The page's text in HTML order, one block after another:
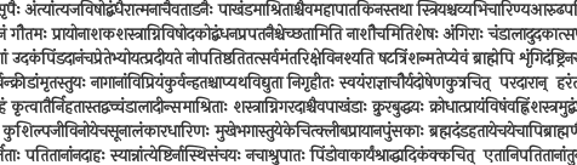
अंत्यांत्यजविषोद्बंधैरात्मनाचैवताडनैः पाखंडमाश्रिताश्चैवमहापातकिनस्तथा
प्रायोनाशकशस्त्राग्निविषोदकोद्बंधनप्रपतनैश्चेच्छतामिति नाशौचमितिशेषः अंगिराः
नोपतिष्ठतितत्सर्वमंतरिक्षेविनश्यति षटत्रिंशन्मतेप्येवं ब्राह्मेपि
नागानांविप्रियंकुर्वन्हतश्चाप्यथविद्युता निगृहीतः स्वयंराज्ञाचौर्यदोषेणकुत्रचित् ‍ परदारान्
शस्त्राग्निगरदाश्चैवपाखंडाः क्रुरबुद्धयः
कुशिल्पजीविनोयेचसूनालंकारधारिणः मुखेभगास्तुयेकेचित्क्लीबप्रायानपुंसकाः
पतितानांनदाहः स्यान्नांत्येष्टिर्नास्थिसंचयः नचाश्रुपातः पिंडोवाकार्यंश्राद्धादिकंक्कचित्